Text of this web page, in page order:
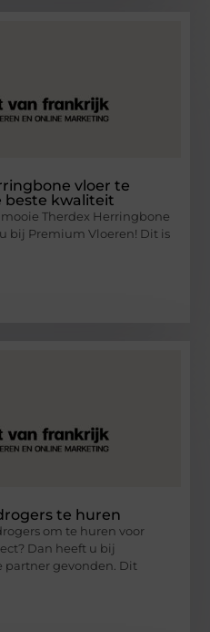
vloer te
beste kwaliteit
Therdex Herringbone
bij Premium Vloeren! Dit is
te huren
om te huren voor
Dan heeft u bij
partner gevonden. Dit